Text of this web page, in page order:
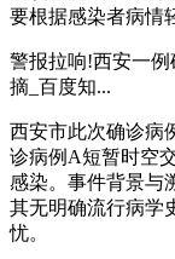
要根据感染者病情
警报拉响!西安一
摘_百度知...
西安市此次确诊病
诊病例A短暂时空
感染。事件背景与
其无明确流行病学
忧。